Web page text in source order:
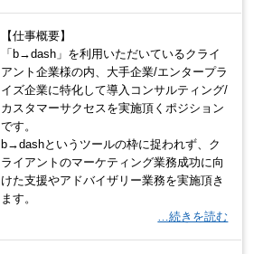
【仕事概要】
「b→dash」を利用いただいているクライ
アント企業様の内、大手企業/エンタープラ
イズ企業に特化して導入コンサルティング/
カスタマーサクセスを実施頂くポジション
です。
b→dashというツールの枠に捉われず、ク
ライアントのマーケティング業務成功に向
けた支援やアドバイザリー業務を実施頂き
ます。
…続きを読む